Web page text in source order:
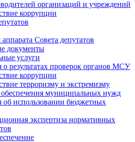
организаций и учреждений
коррупции
Совета депутатов
документы
услуги
результатах проверок органов МСУ
коррупции
терроризму и экстремизму
обеспечения муниципальных нужд
использовании бюджетных
экспертиза нормативных